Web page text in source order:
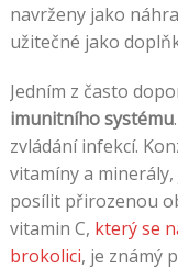
navrženy jako
užitečné jako
Jedním z často
imunitního systému
zvládání infekcí.
vitamíny a
posílit přirozenou
vitamin C, který se
brokolici, je známý